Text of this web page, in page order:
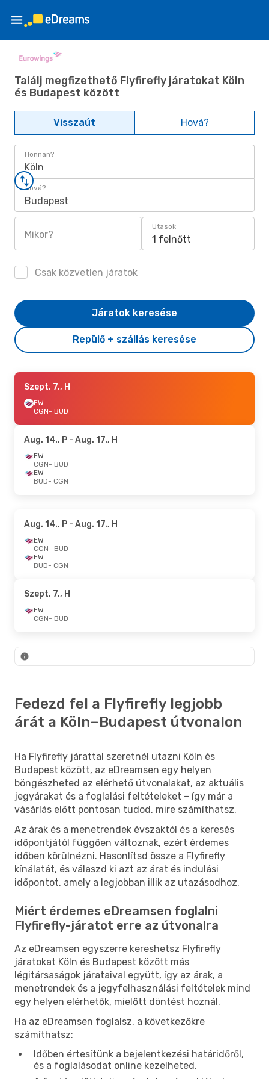
Találj megfizethető Flyfirefly járatokat Köln
és Budapest között
Visszaút Hová?
Honnan?
Köln
Hová?
Budapest
Mikor?
Utasok
1 felnőtt
Csak közvetlen járatok
Repülő + szállás keresése
Járatok keresése
Szept. 7., H
EW
CGN- BUD
Aug. 14., P - Aug. 17., H
EW
CGN- BUD
EW
BUD- CGN
Aug. 14., P - Aug. 17., H
EW
CGN- BUD
EW
BUD- CGN
Szept. 7., H
EW
CGN- BUD
Fedezd fel a Flyfirefly legjobb
árát a Köln–Budapest útvonalon
Ha Flyfirefly járattal szeretnél utazni Köln és
Budapest között, az eDreamsen egy helyen
böngészheted az elérhető útvonalakat, az aktuális
jegyárakat és a foglalási feltételeket – így már a
vásárlás előtt pontosan tudod, mire számíthatsz.
Az árak és a menetrendek évszaktól és a keresés
időpontjától függően változnak, ezért érdemes
időben körülnézni. Hasonlítsd össze a Flyfirefly
kínálatát, és válaszd ki azt az árat és indulási
időpontot, amely a legjobban illik az utazásodhoz.
Miért érdemes eDreamsen foglalni
Flyfirefly-járatot erre az útvonalra
Az eDreamsen egyszerre kereshetsz Flyfirefly
járatokat Köln és Budapest között más
légitársaságok járataival együtt, így az árak, a
menetrendek és a jegyfelhasználási feltételek mind
egy helyen elérhetők, mielőtt döntést hoznál.
Ha az eDreamsen foglalsz, a következőkre
számíthatsz:
Időben értesítünk a bejelentkezési határidőről,
és a foglalásodat online kezelheted.